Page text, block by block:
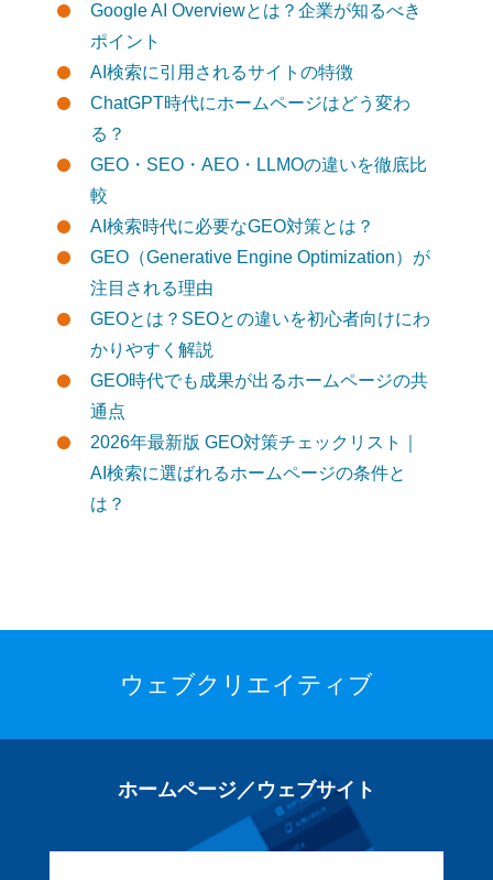
Google AI Overviewとは？企業が知るべき
ポイント
AI検索に引用されるサイトの特徴
ChatGPT時代にホームページはどう変わ
る？
GEO・SEO・AEO・LLMOの違いを徹底比
較
AI検索時代に必要なGEO対策とは？
GEO（Generative Engine Optimization）が
注目される理由
GEOとは？SEOとの違いを初心者向けにわ
かりやすく解説
GEO時代でも成果が出るホームページの共
通点
2026年最新版 GEO対策チェックリスト｜
AI検索に選ばれるホームページの条件と
は？
ウェブクリエイティブ
ホームページ／ウェブサイト